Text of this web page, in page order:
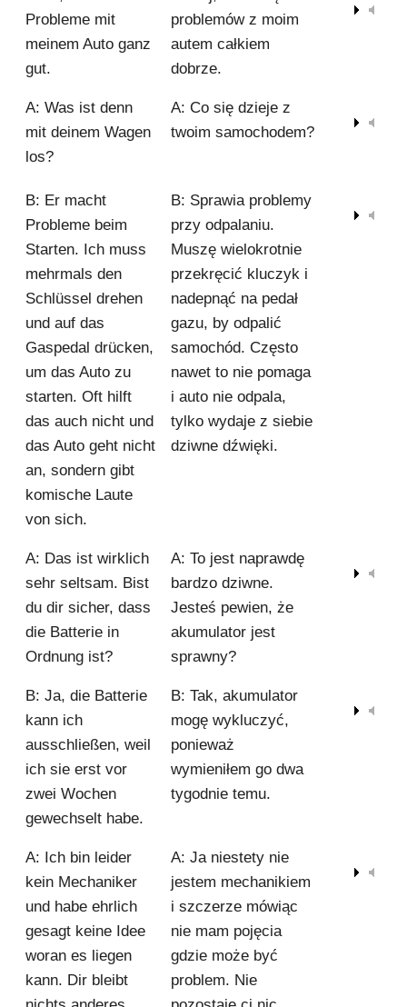
Probleme mit
meinem Auto ganz
gut.
problemów z moim
autem całkiem
dobrze.
A: Was ist denn
mit deinem Wagen
los?
A: Co się dzieje z
twoim samochodem?
B: Er macht
Probleme beim
Starten. Ich muss
mehrmals den
Schlüssel drehen
und auf das
Gaspedal drücken,
um das Auto zu
starten. Oft hilft
das auch nicht und
das Auto geht nicht
an, sondern gibt
komische Laute
von sich.
B: Sprawia problemy
przy odpalaniu.
Muszę wielokrotnie
przekręcić kluczyk i
nadepnąć na pedał
gazu, by odpalić
samochód. Często
nawet to nie pomaga
i auto nie odpala,
tylko wydaje z siebie
dziwne dźwięki.
A: Das ist wirklich
sehr seltsam. Bist
du dir sicher, dass
die Batterie in
Ordnung ist?
A: To jest naprawdę
bardzo dziwne.
Jesteś pewien, że
akumulator jest
sprawny?
B: Ja, die Batterie
kann ich
ausschließen, weil
ich sie erst vor
zwei Wochen
gewechselt habe.
B: Tak, akumulator
mogę wykluczyć,
ponieważ
wymieniłem go dwa
tygodnie temu.
A: Ich bin leider
kein Mechaniker
und habe ehrlich
gesagt keine Idee
woran es liegen
kann. Dir bleibt
A: Ja niestety nie
jestem mechanikiem
i szczerze mówiąc
nie mam pojęcia
gdzie może być
problem. Nie